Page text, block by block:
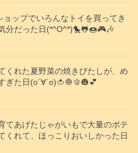
ップでいろんなトイを買ってき
分だった日(*^O^*)🐤🐸🍩🎮️🎶
くれた夏野菜の焼きびたしが、め
ぎた日(о´∀`о)🍅🧅🫑🎃💕
てあげたじゃがいもで大量のポテ
くれて、ほっこりおいしかった日